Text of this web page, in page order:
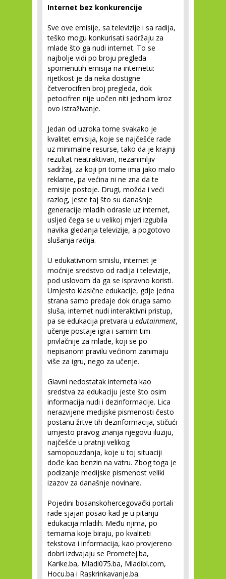
Internet bez konkurencije
Sve ove emisije, sa televizije i sa radija,
teško mogu konkurisati sadržaju za
mlade što ga nudi internet. To se
najbolje vidi po broju pregleda
spomenutih emisija na internetu:
rijetkost je da neka dostigne
četverocifren broj pregleda, dok
petocifren nije uočen niti jednom kroz
ovo istraživanje.
Jedan od uzroka tome svakako je
kvalitet emisija, koje se najčešće rade
uz minimalne resurse, tako da je krajnji
rezultat neatraktivan, nezanimljiv
sadržaj, za koji pri tome ima jako malo
reklame, pa većina ni ne zna da te
emisije postoje. Drugi, možda i veći
razlog, jeste taj što su današnje
generacije mladih odrasle uz internet,
usljed čega se u velikoj mjeri izgubila
navika gledanja televizije, a pogotovo
slušanja radija.
U edukativnom smislu, internet je
moćnije sredstvo od radija i televizije,
pod uslovom da ga se ispravno koristi.
Umjesto klasične edukacije, gdje jedna
strana samo predaje dok druga samo
sluša, internet nudi interaktivni pristup,
pa se edukacija pretvara u edutainment,
učenje postaje igra i samim tim
privlačnije za mlade, koji se po
nepisanom pravilu većinom zanimaju
više za igru, nego za učenje.
Glavni nedostatak interneta kao
sredstva za edukaciju jeste što osim
informacija nudi i dezinformacije. Lica
nerazvijene medijske pismenosti često
postanu žrtve tih dezinformacija, stičući
umjesto pravog znanja njegovu iluziju,
najčešće u pratnji velikog
samopouzdanja, koje u toj situaciji
dođe kao benzin na vatru. Zbog toga je
podizanje medijske pismenost veliki
izazov za današnje novinare.
Pojedini bosanskohercegovački portali
rade sjajan posao kad je u pitanju
edukacija mladih. Među njima, po
temama koje biraju, po kvaliteti
tekstova i informacija, kao provjereno
dobri izdvajaju se Prometej.ba,
Karike.ba, Mladi075.ba, Mladibl.com,
Hocu.ba i Raskrinkavanje.ba.